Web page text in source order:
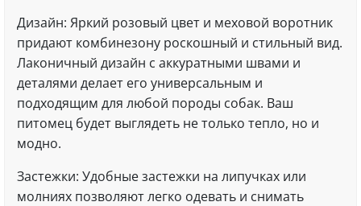
Дизайн: Яркий розовый цвет и меховой воротник
придают комбинезону роскошный и стильный вид.
Лаконичный дизайн с аккуратными швами и
деталями делает его универсальным и
подходящим для любой породы собак. Ваш
питомец будет выглядеть не только тепло, но и
модно.
Застежки: Удобные застежки на липучках или
молниях позволяют легко одевать и снимать